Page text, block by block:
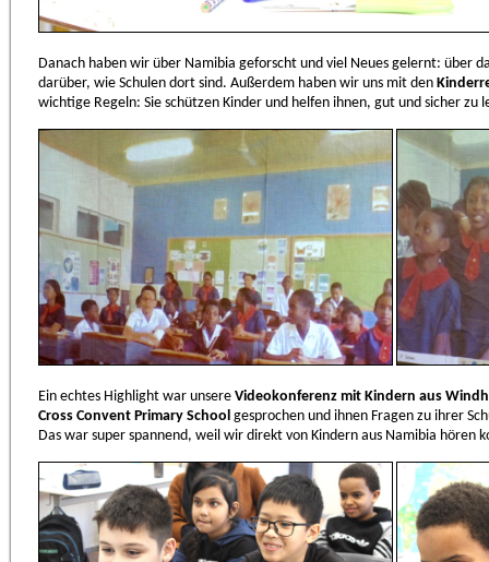
Danach haben wir über Namibia geforscht und viel Neues gelernt: über
darüber, wie Schulen dort sind. Außerdem haben wir uns mit den
wichtige Regeln: Sie schützen Kinder und helfen ihnen, gut und sicher zu
Ein echtes Highlight war unsere Videokonferenz mit Kindern aus
Cross Convent Primary School gesprochen und ihnen Fragen zu ihrer
Das war super spannend, weil wir direkt von Kindern aus Namibia hören